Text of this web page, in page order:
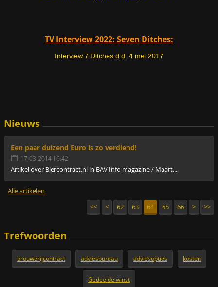
TV Interview 2022: Seven Ditches:
Interview 7 Ditches d.d. 4 mei 2017
Nieuws
Een paar duizend Euro is zo verdiend!
17-03-2014 16:42
Artikel over Biercontract.nl in BAV Info magazine / Maart...
Alle artikelen
<<
< 62 63 64 65 66 > >>
Trefwoorden
brouwerijcontract adviesbureau adviesopties kosten
Gedeelde winst